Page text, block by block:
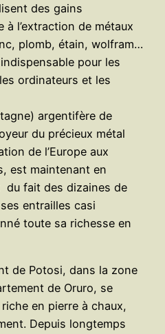
des gains
l’extraction de métaux
plomb, étain, wolfram…
pour les
ordinateurs et les
argentifère de
du précieux métal
de l’Europe aux
est maintenant en
du fait des dizaines de
entrailles casi
toute sa richesse en
de Potosi, dans la zone
de Oruro, se
en pierre à chaux,
Depuis longtemps